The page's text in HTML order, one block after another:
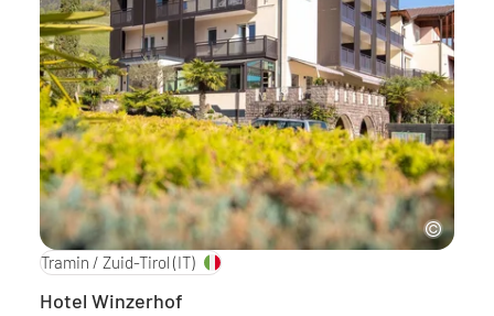
Tramin / Zuid-Tirol (IT)
Hotel Winzerhof